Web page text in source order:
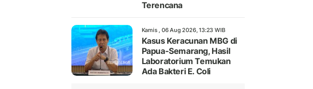
Terencana
Kamis , 06 Aug 2026, 13:23 WIB
Kasus Keracunan MBG di
Papua-Semarang, Hasil
Laboratorium Temukan
Ada Bakteri E. Coli